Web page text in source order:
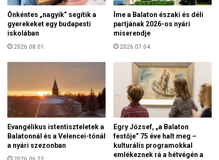
r
k
k
e
S
z
ü
l
ő
k
a
p
á
p
a
e
d
é
y
n
é
Önkéntes „nagyik” segítik a
gyerekeket egy budapesti
iskolában
2026.08.01.
Íme a Balaton északi és déli
partjának 2026-os nyári
miserendje
2026.07.04.
Evangélikus istentiszteletek a
Balatonnál és a Velencei-tónál
a nyári szezonban
Egry József, „a Balaton
festője” 75 éve halt meg –
kulturális programokkal
emlékeznek rá a hétvégén a